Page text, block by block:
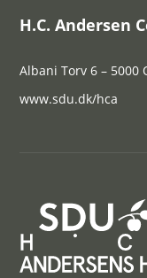
H.C. Andersen
Albani Torv 6 – 5000
www.sdu.dk/hca